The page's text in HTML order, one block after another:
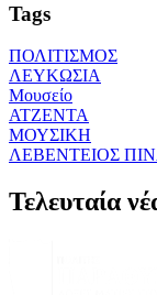
Tags
ΠΟΛΙΤΙΣΜΟΣ
ΛΕΥΚΩΣΙΑ
Μουσείο
ΑΤΖΕΝΤΑ
ΜΟΥΣΙΚΗ
ΛΕΒΕΝΤΕΙΟΣ
Τελευταία